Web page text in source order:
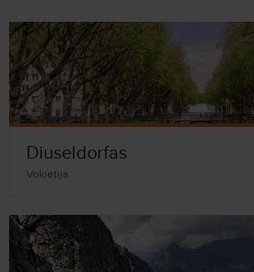
Diuseldorfas
Vokietija